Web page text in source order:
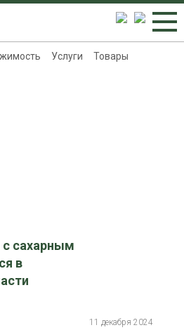
Услуги Товары
сахарным
в
11 декабря 2024